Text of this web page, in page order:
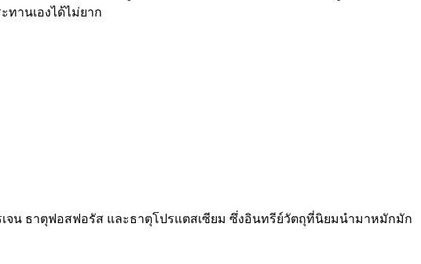
านเองได้ไม่ยาก
ธาตุฟอสฟอรัส และธาตุโปรแตสเซียม ซึ่งอินทรีย์วัตถุที่นิยมนำมาหมักมัก